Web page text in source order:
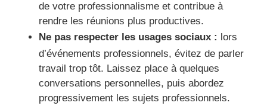
de votre professionnalisme et contribue à
rendre les réunions plus productives.
Ne pas respecter les usages sociaux : lors
d’événements professionnels, évitez de parler
travail trop tôt. Laissez place à quelques
conversations personnelles, puis abordez
progressivement les sujets professionnels.